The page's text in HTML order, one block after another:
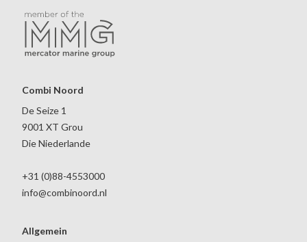
Combi Noord
De Seize 1
9001 XT Grou
Die Niederlande
+31 (0)88-4553000
info@combinoord.nl
Allgemein